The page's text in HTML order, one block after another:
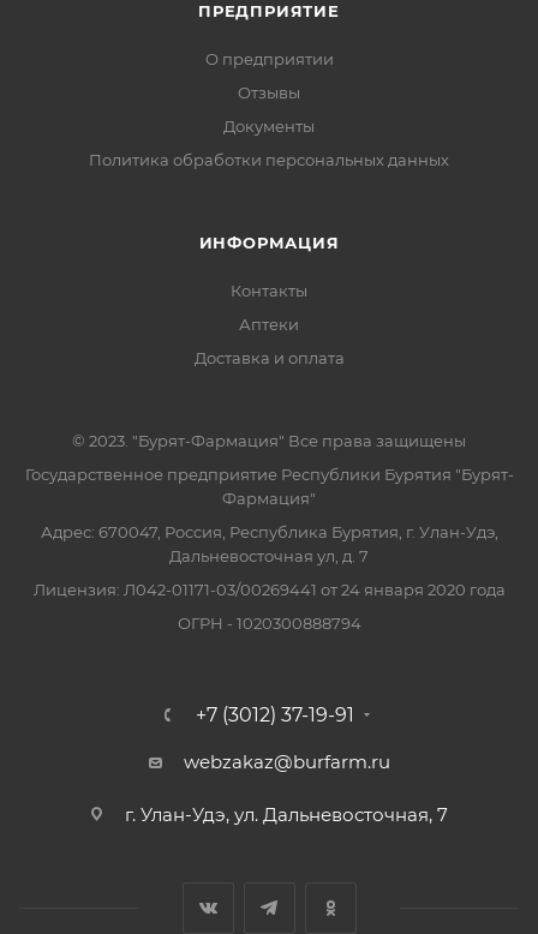
ПРЕДПРИЯТИЕ
О предприятии
Отзывы
Документы
Политика обработки персональных данных
ИНФОРМАЦИЯ
Контакты
Аптеки
Доставка и оплата
© 2023. "Бурят-Фармация" Все права защищены
Государственное предприятие Республики Бурятия "Бурят-
Фармация"
Адрес: 670047, Россия, Республика Бурятия, г. Улан-Удэ,
Дальневосточная ул, д. 7
Лицензия: Л042-01171-03/00269441 от 24 января 2020 года
ОГРН - 1020300888794
+7 (3012) 37-19-91
webzakaz@burfarm.ru
г. Улан-Удэ, ул. Дальневосточная, 7